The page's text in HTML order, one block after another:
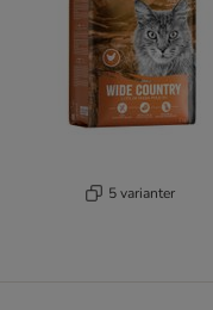
5 varianter